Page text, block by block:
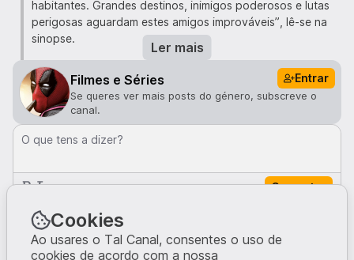
habitantes. Grandes destinos, inimigos poderosos e lutas
perigosas aguardam estes amigos improváveis”, lê-se na
sinopse.
Mesmo ainda sem estar completamente finalizada, George
R. R. Martin — autor da saga literária em que a série se
inspira — já teve acesso a todos os episódios. “Já vi os
seis episódios e admito que os dois últimos ainda em
versão provisória. Adorei-os”, escreveu o escritor no seu
“Dunk e Egg sempre foram dos meus favoritos e os atores
incríveis. O resto do elenco também é fantástico. Esperem
até conhecerem a Laughing Storm e a Tanselle Too-Tall.”
Martin garante ainda que esta é “uma adaptação tão fiel
Ler mais
Filmes e Séries Entrar
Se queres ver mais posts do género, subscreve o
canal.
O que tens a dizer?
Comentar
Comentários · 0
Cookies
Ao usares o Tal Canal, consentes o uso de
cookies de acordo com a nossa